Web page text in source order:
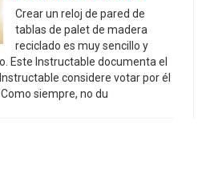
Crear un reloj de pared de
tablas de palet de madera
reciclado es muy sencillo y
Este Instructable documenta el
considere votar por él
siempre, no du